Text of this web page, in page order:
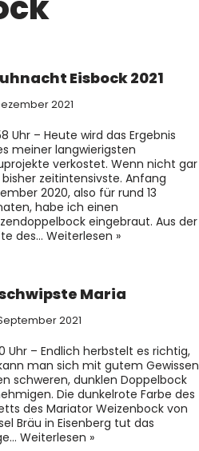
Eisbock 2021
2021
Uhr – Heute wird das Ergebnis
meiner langwierigsten
verkostet. Wenn nicht gar
zeitintensivste. Anfang
2020, also für rund 13
habe ich einen
eingebraut. Aus der
des… Weiterlesen »
Maria
2021
Uhr – Endlich herbstelt es richtig,
man sich mit gutem Gewissen
schweren, dunklen Doppelbock
Die dunkelrote Farbe des
des Mariator Weizenbock von
Bräu in Eisenberg tut das
Weiterlesen »